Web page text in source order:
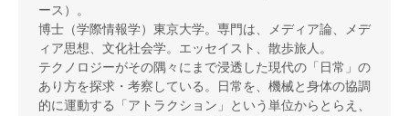
ース）。
博士（学際情報学）東京大学。専門は、メディア論、メデ
ィア思想、文化社会学。エッセイスト、散歩旅人。
テクノロジーがその隅々にまで浸透した現代の「日常」の
あり方を探求・考察している。日常を、機械と身体の協調
的に運動する「アトラクション」という単位からとらえ、